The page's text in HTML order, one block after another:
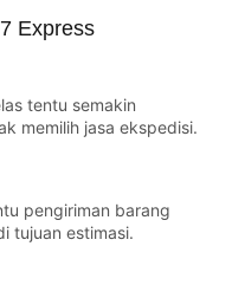
Express
tentu semakin
memilih jasa ekspedisi.
pengiriman barang
tujuan estimasi.